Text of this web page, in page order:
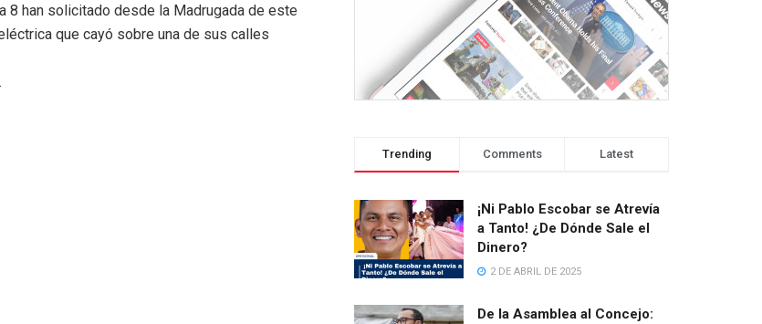
8 han solicitado desde la Madrugada de este
que cayó sobre una de sus calles
Trending Comments Latest
¡Ni Pablo Escobar se Atrevía
a Tanto! ¿De Dónde Sale el
Dinero?
2 DE ABRIL DE 2025
De la Asamblea al Concejo: